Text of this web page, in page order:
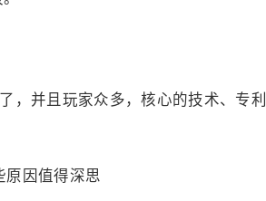
，并且玩家众多，核心的技术、专利